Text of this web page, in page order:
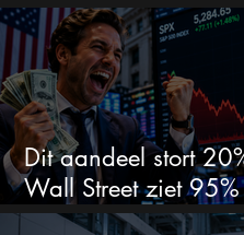
waar beleggers op
Dit aandeel stort
Wall Street ziet 95%
koerspotentieel